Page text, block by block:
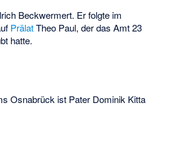
Beckwermert. Er folgte im
Prälat Theo Paul, der das Amt 23
hatte.
Osnabrück ist Pater Dominik Kitta